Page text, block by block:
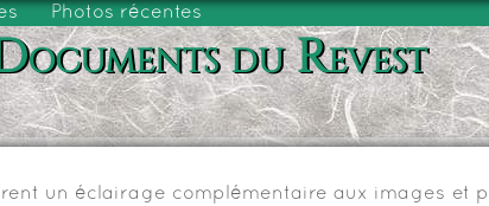
Photos récentes
du Revest
un éclairage complémentaire aux images et